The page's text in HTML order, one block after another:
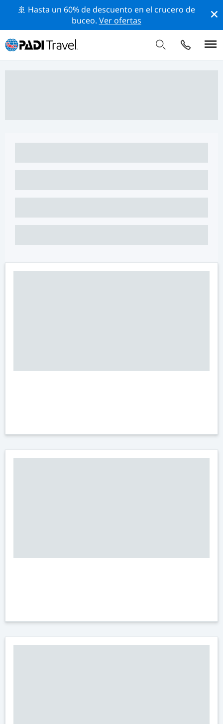
🚢 Hasta un 60% de descuento en el crucero de
buceo. Ver ofertas